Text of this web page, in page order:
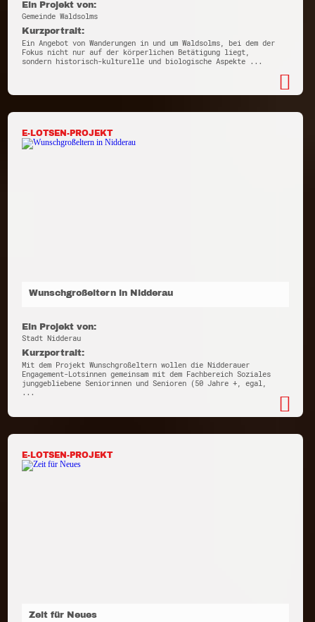
Ein Projekt von:
Gemeinde Waldsolms
Kurzportrait:
Ein Angebot von Wanderungen in und um Waldsolms, bei dem der
Fokus nicht nur auf der körperlichen Betätigung liegt,
sondern historisch-kulturelle und biologische Aspekte ...
E-LOTSEN-PROJEKT
Wunschgroßeltern in Nidderau
Ein Projekt von:
Stadt Nidderau
Kurzportrait:
Mit dem Projekt Wunschgroßeltern wollen die Nidderauer
Engagement-Lotsinnen gemeinsam mit dem Fachbereich Soziales
junggebliebene Seniorinnen und Senioren (50 Jahre +, egal,
...
E-LOTSEN-PROJEKT
Zeit für Neues